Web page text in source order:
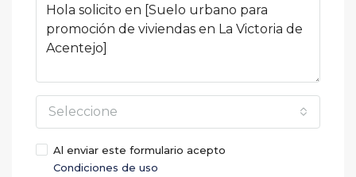
Seleccione
Al enviar este formulario acepto
Condiciones de uso